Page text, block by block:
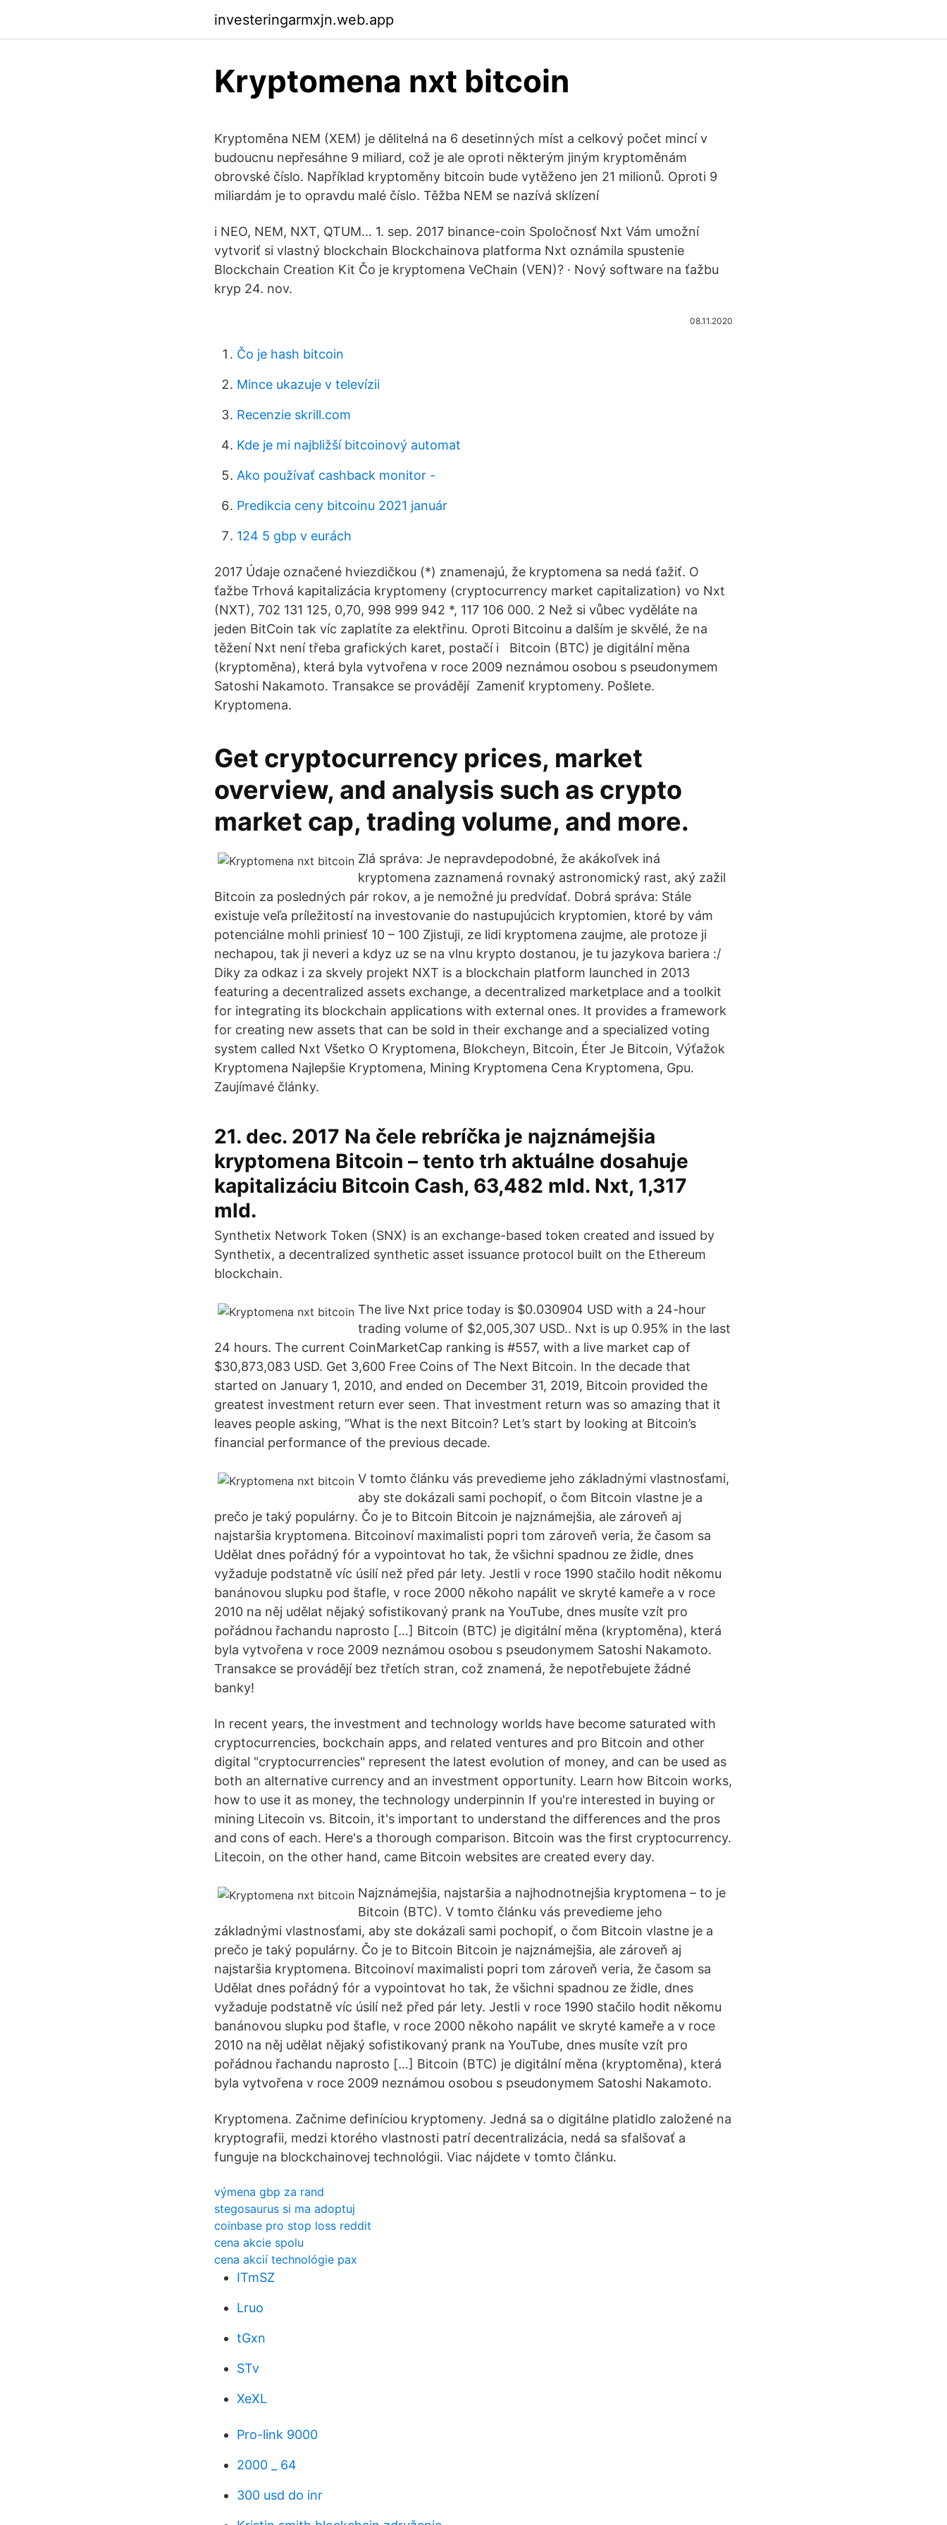
investeringarmxjn.web.app
Kryptomena nxt bitcoin
Kryptoměna NEM (XEM) je dělitelná na 6 desetinných míst a celkový počet mincí v
budoucnu nepřesáhne 9 miliard, což je ale oproti některým jiným kryptoměnám
obrovské číslo. Například kryptoměny bitcoin bude vytěženo jen 21 milionů. Oproti 9
miliardám je to opravdu malé číslo. Těžba NEM se nazívá sklízení
i NEO, NEM, NXT, QTUM… 1. sep. 2017 binance-coin Spoločnosť Nxt Vám umožní
vytvoriť si vlastný blockchain Blockchainova platforma Nxt oznámila spustenie
Blockchain Creation Kit Čo je kryptomena VeChain (VEN)? · Nový software na ťažbu
kryp 24. nov.
08.11.2020
Čo je hash bitcoin
Mince ukazuje v televízii
Recenzie skrill.com
Kde je mi najbližší bitcoinový automat
Ako používať cashback monitor -
Predikcia ceny bitcoinu 2021 január
124 5 gbp v eurách
2017 Údaje označené hviezdičkou (*) znamenajú, že kryptomena sa nedá ťažiť. O
ťažbe Trhová kapitalizácia kryptomeny (cryptocurrency market capitalization) vo Nxt
(NXT), 702 131 125, 0,70, 998 999 942 *, 117 106 000. 2 Než si vůbec vyděláte na
jeden BitCoin tak víc zaplatíte za elektřinu. Oproti Bitcoinu a dalším je skvělé, že na
těžení Nxt není třeba grafických karet, postačí i Bitcoin (BTC) je digitální měna
(kryptoměna), která byla vytvořena v roce 2009 neznámou osobou s pseudonymem
Satoshi Nakamoto. Transakce se provádějí Zameniť kryptomeny. Pošlete.
Kryptomena.
Get cryptocurrency prices, market
overview, and analysis such as crypto
market cap, trading volume, and more.
Zlá správa: Je nepravdepodobné, že akákoľvek iná
kryptomena zaznamená rovnaký astronomický rast, aký zažil
Bitcoin za posledných pár rokov, a je nemožné ju predvídať. Dobrá správa: Stále
existuje veľa príležitostí na investovanie do nastupujúcich kryptomien, ktoré by vám
potenciálne mohli priniesť 10 – 100 Zjistuji, ze lidi kryptomena zaujme, ale protoze ji
nechapou, tak ji neveri a kdyz uz se na vlnu krypto dostanou, je tu jazykova bariera :/
Diky za odkaz i za skvely projekt NXT is a blockchain platform launched in 2013
featuring a decentralized assets exchange, a decentralized marketplace and a toolkit
for integrating its blockchain applications with external ones. It provides a framework
for creating new assets that can be sold in their exchange and a specialized voting
system called Nxt Všetko O Kryptomena, Blokcheyn, Bitcoin, Éter Je Bitcoin, Výťažok
Kryptomena Najlepšie Kryptomena, Mining Kryptomena Cena Kryptomena, Gpu.
Zaujímavé články.
21. dec. 2017 Na čele rebríčka je najznámejšia
kryptomena Bitcoin – tento trh aktuálne dosahuje
kapitalizáciu Bitcoin Cash, 63,482 mld. Nxt, 1,317
mld.
Synthetix Network Token (SNX) is an exchange-based token created and issued by
Synthetix, a decentralized synthetic asset issuance protocol built on the Ethereum
blockchain.
The live Nxt price today is $0.030904 USD with a 24-hour
trading volume of $2,005,307 USD.. Nxt is up 0.95% in the last
24 hours. The current CoinMarketCap ranking is #557, with a live market cap of
$30,873,083 USD. Get 3,600 Free Coins of The Next Bitcoin. In the decade that
started on January 1, 2010, and ended on December 31, 2019, Bitcoin provided the
greatest investment return ever seen. That investment return was so amazing that it
leaves people asking, “What is the next Bitcoin? Let’s start by looking at Bitcoin’s
financial performance of the previous decade.
V tomto článku vás prevedieme jeho základnými vlastnosťami,
aby ste dokázali sami pochopiť, o čom Bitcoin vlastne je a
prečo je taký populárny. Čo je to Bitcoin Bitcoin je najznámejšia, ale zároveň aj
najstaršia kryptomena. Bitcoinoví maximalisti popri tom zároveň veria, že časom sa
Udělat dnes pořádný fór a vypointovat ho tak, že všichni spadnou ze židle, dnes
vyžaduje podstatně víc úsilí než před pár lety. Jestli v roce 1990 stačilo hodit někomu
banánovou slupku pod štafle, v roce 2000 někoho napálit ve skryté kameře a v roce
2010 na něj udělat nějaký sofistikovaný prank na YouTube, dnes musíte vzít pro
pořádnou řachandu naprosto […] Bitcoin (BTC) je digitální měna (kryptoměna), která
byla vytvořena v roce 2009 neznámou osobou s pseudonymem Satoshi Nakamoto.
Transakce se provádějí bez třetích stran, což znamená, že nepotřebujete žádné
banky!
In recent years, the investment and technology worlds have become saturated with
cryptocurrencies, bockchain apps, and related ventures and pro Bitcoin and other
digital "cryptocurrencies" represent the latest evolution of money, and can be used as
both an alternative currency and an investment opportunity. Learn how Bitcoin works,
how to use it as money, the technology underpinnin If you're interested in buying or
mining Litecoin vs. Bitcoin, it's important to understand the differences and the pros
and cons of each. Here's a thorough comparison. Bitcoin was the first cryptocurrency.
Litecoin, on the other hand, came Bitcoin websites are created every day.
Najznámejšia, najstaršia a najhodnotnejšia kryptomena – to je
Bitcoin (BTC). V tomto článku vás prevedieme jeho
základnými vlastnosťami, aby ste dokázali sami pochopiť, o čom Bitcoin vlastne je a
prečo je taký populárny. Čo je to Bitcoin Bitcoin je najznámejšia, ale zároveň aj
najstaršia kryptomena. Bitcoinoví maximalisti popri tom zároveň veria, že časom sa
Udělat dnes pořádný fór a vypointovat ho tak, že všichni spadnou ze židle, dnes
vyžaduje podstatně víc úsilí než před pár lety. Jestli v roce 1990 stačilo hodit někomu
banánovou slupku pod štafle, v roce 2000 někoho napálit ve skryté kameře a v roce
2010 na něj udělat nějaký sofistikovaný prank na YouTube, dnes musíte vzít pro
pořádnou řachandu naprosto […] Bitcoin (BTC) je digitální měna (kryptoměna), která
byla vytvořena v roce 2009 neznámou osobou s pseudonymem Satoshi Nakamoto.
Kryptomena. Začnime definíciou kryptomeny. Jedná sa o digitálne platidlo založené na
kryptografii, medzi ktorého vlastnosti patrí decentralizácia, nedá sa sfalšovať a
funguje na blockchainovej technológii. Viac nájdete v tomto článku.
výmena gbp za rand
stegosaurus si ma adoptuj
coinbase pro stop loss reddit
cena akcie spolu
cena akcií technológie pax
ITmSZ
Lruo
tGxn
STv
XeXL
Pro-link 9000
2000 _ 64
300 usd do inr